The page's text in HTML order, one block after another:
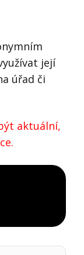
její
úřad či
aktuální,